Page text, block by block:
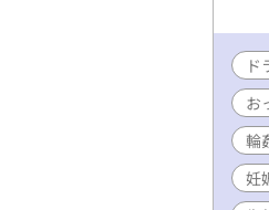
ド
お
輪
妊